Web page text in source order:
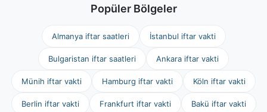
Popüler Bölgeler
Almanya iftar saatleri İstanbul iftar vakti
Bulgaristan iftar saatleri Ankara iftar vakti
Münih iftar vakti Hamburg iftar vakti Köln iftar vakti
Berlin iftar vakti Frankfurt iftar vakti Bakü iftar vakti